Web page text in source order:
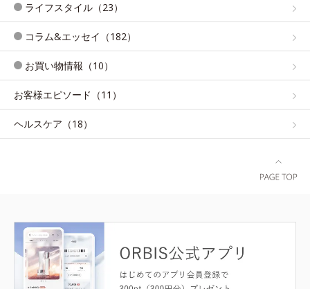
ライフスタイル（23）
コラム&エッセイ（182）
お買い物情報（10）
お客様エピソード（11）
ヘルスケア（18）